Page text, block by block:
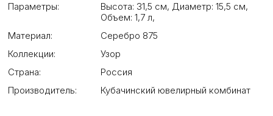
Параметры:
Высота: 31,5 см, Диаметр: 15,5 см,
Объем: 1,7 л,
Материал:
Серебро 875
Коллекции:
Узор
Страна:
Россия
Производитель:
Кубачинский ювелирный комбинат